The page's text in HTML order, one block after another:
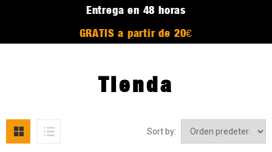
Entrega en 48 horas
GRATIS a partir de 20€
Tienda
Sort by: